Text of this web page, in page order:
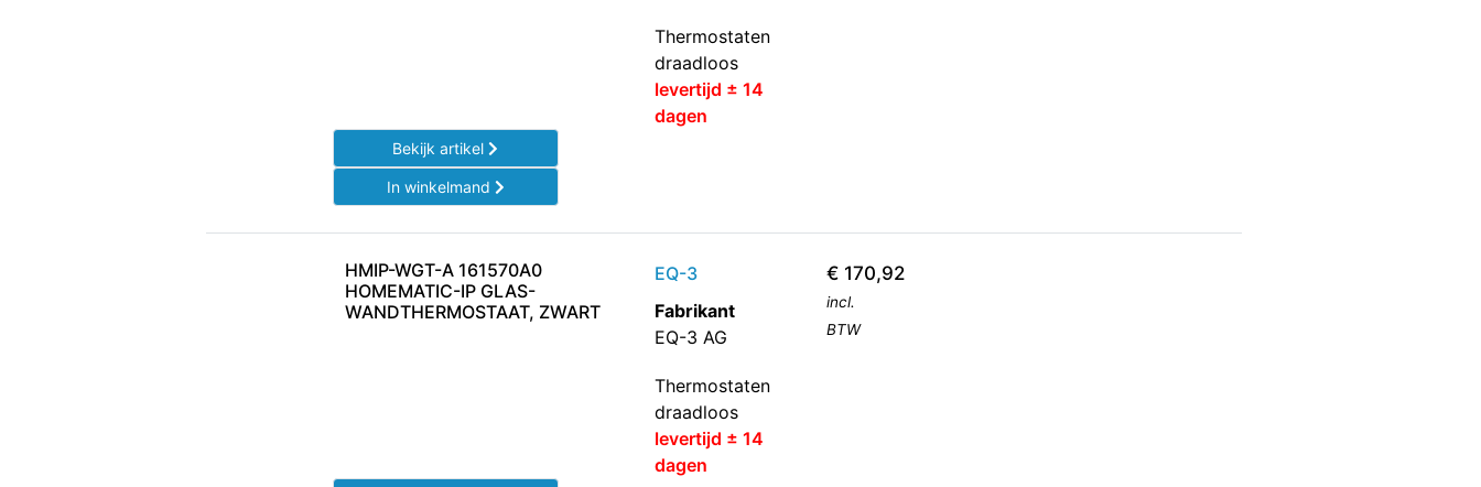
Thermostaten
draadloos
levertijd ± 14
dagen
Bekijk artikel
In winkelmand
HMIP-WGT-A 161570A0
HOMEMATIC-IP GLAS-
WANDTHERMOSTAAT, ZWART
EQ-3
Fabrikant
EQ-3 AG
Thermostaten
draadloos
levertijd ± 14
dagen
€ 170,92
incl.
BTW